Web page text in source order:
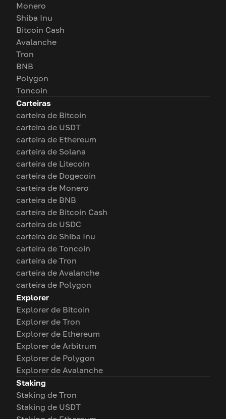
Monero
Shiba Inu
Bitcoin Cash
Avalanche
Tron
BNB
Polygon
Toncoin
Carteiras
carteira de Bitcoin
carteira de USDT
carteira de Ethereum
carteira de Solana
carteira de Litecoin
carteira de Dogecoin
carteira de Monero
carteira de BNB
carteira de Bitcoin Cash
carteira de USDC
carteira de Shiba Inu
carteira de Toncoin
carteira de Tron
carteira de Avalanche
carteira de Polygon
Explorer
Explorer de Bitcoin
Explorer de Tron
Explorer de Ethereum
Explorer de Arbitrum
Explorer de Polygon
Explorer de Avalanche
Staking
Staking de Tron
Staking de USDT